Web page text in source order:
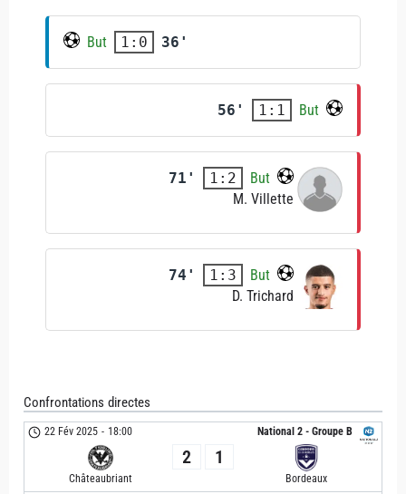
But 1:0 36'
56' 1:1 But
71' 1:2
But
M. Villette
74' 1:3
But
D. Trichard
Confrontations directes
National 2 - Groupe B
22 Fév 2025 - 18:00
Châteaubriant
2 1
Bordeaux